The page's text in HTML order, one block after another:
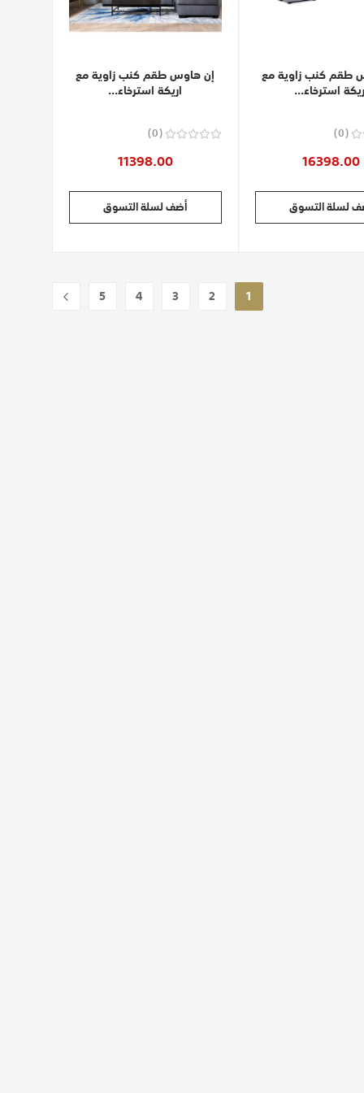
طقم كنب زاوية مع
استرخاء...
0
16398.00
لسلة التسوق
إن هاوس طقم كنب زاوية مع
اريكة استرخاء...
0
11398.00
أضف لسلة التسوق
حقيبة
1
2
3
4
5